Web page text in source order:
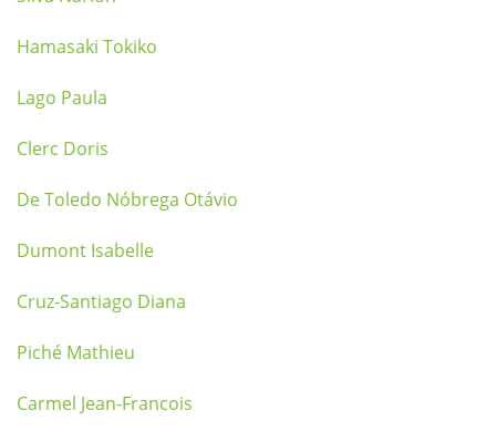
Hamasaki Tokiko
Lago Paula
Clerc Doris
De Toledo Nóbrega Otávio
Dumont Isabelle
Cruz-Santiago Diana
Piché Mathieu
Carmel Jean-Francois